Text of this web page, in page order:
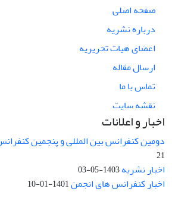
صفحه اصلی
درباره نشریه
اعضای هیات تحریریه
ارسال مقاله
تماس با ما
نقشه سایت
اخبار و اعلانات
دومین کنفرانس بین المللی و پنجمین
21
اخبار نشریه1403-05-03
اخبار کنفرانس های انجمن1401-01-10